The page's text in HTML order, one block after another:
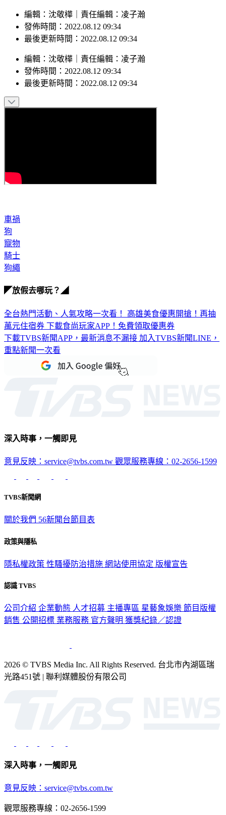
編輯：沈敬樺｜責任編輯：凌子瀚
發佈時間：2022.08.12 09:34
最後更新時間：2022.08.12 09:34
編輯 ： 沈敬樺 責任編輯 ： 凌子瀚
發佈時間： 2022.08.12 09:34
最後更新時間： 2022.08.12 09:34
車禍
狗
寵物
騎士
狗繩
◤放假去哪玩？◢
全台熱門活動、人氣攻略一次看！ 高雄美食優惠開搶！再抽
萬元住宿券 下載食尚玩家APP！免費領取優惠券
下載TVBS新聞APP，最新消息不漏接 加入TVBS新聞LINE，
重點新聞一次看
深入時事，一觸即見
意見反映：service@tvbs.com.tw 觀眾服務專線：02-2656-1599
TVBS新聞網
關於我們 56新聞台節目表
政策與隱私
隱私權政策 性騷擾防治措施 網站使用協定 版權宣告
認識 TVBS
公司介紹 企業動態 人才招募 主播專區 星藝象娛樂 節目版權
銷售 公開招標 業務服務 官方聲明 獲獎紀錄／認證
2026 © TVBS Media Inc. All Rights Reserved. 台北市內湖區瑞
光路451號 | 聯利媒體股份有限公司
深入時事，一觸即見
意見反映：service@tvbs.com.tw
觀眾服務專線：02-2656-1599